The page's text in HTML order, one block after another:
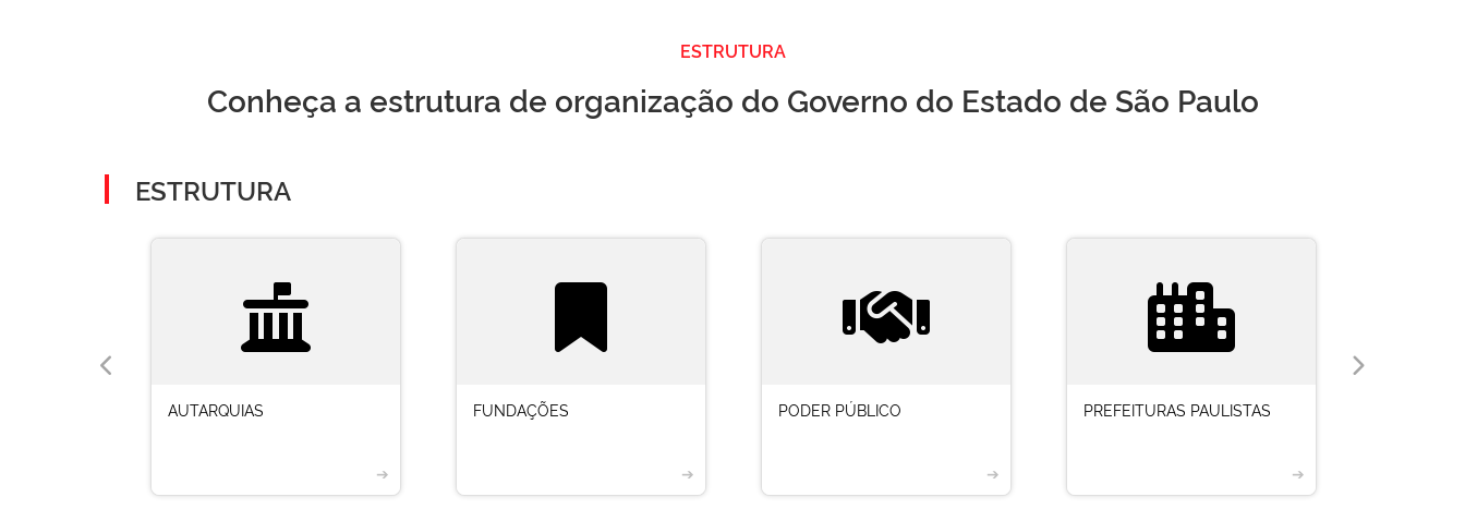
ESTRUTURA
Conheça a estrutura de organização do Governo do Estado de São Paulo
ESTRUTURA
AUTARQUIAS
➔
FUNDAÇÕES
➔
PODER PÚBLICO
➔
PREFEITURAS PAULISTAS
➔